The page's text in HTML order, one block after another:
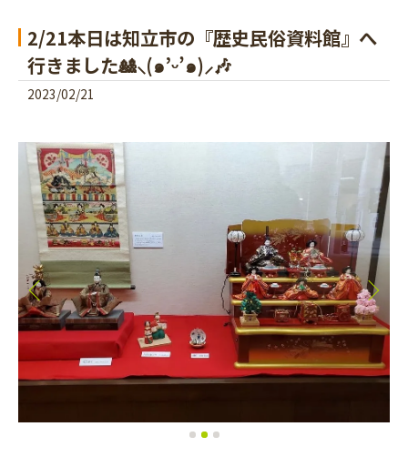
2/21本日は知立市の『歴史民俗資料館』へ
行きました🎎⸜(๑’ᵕ’๑)⸝🎶
2023/02/21